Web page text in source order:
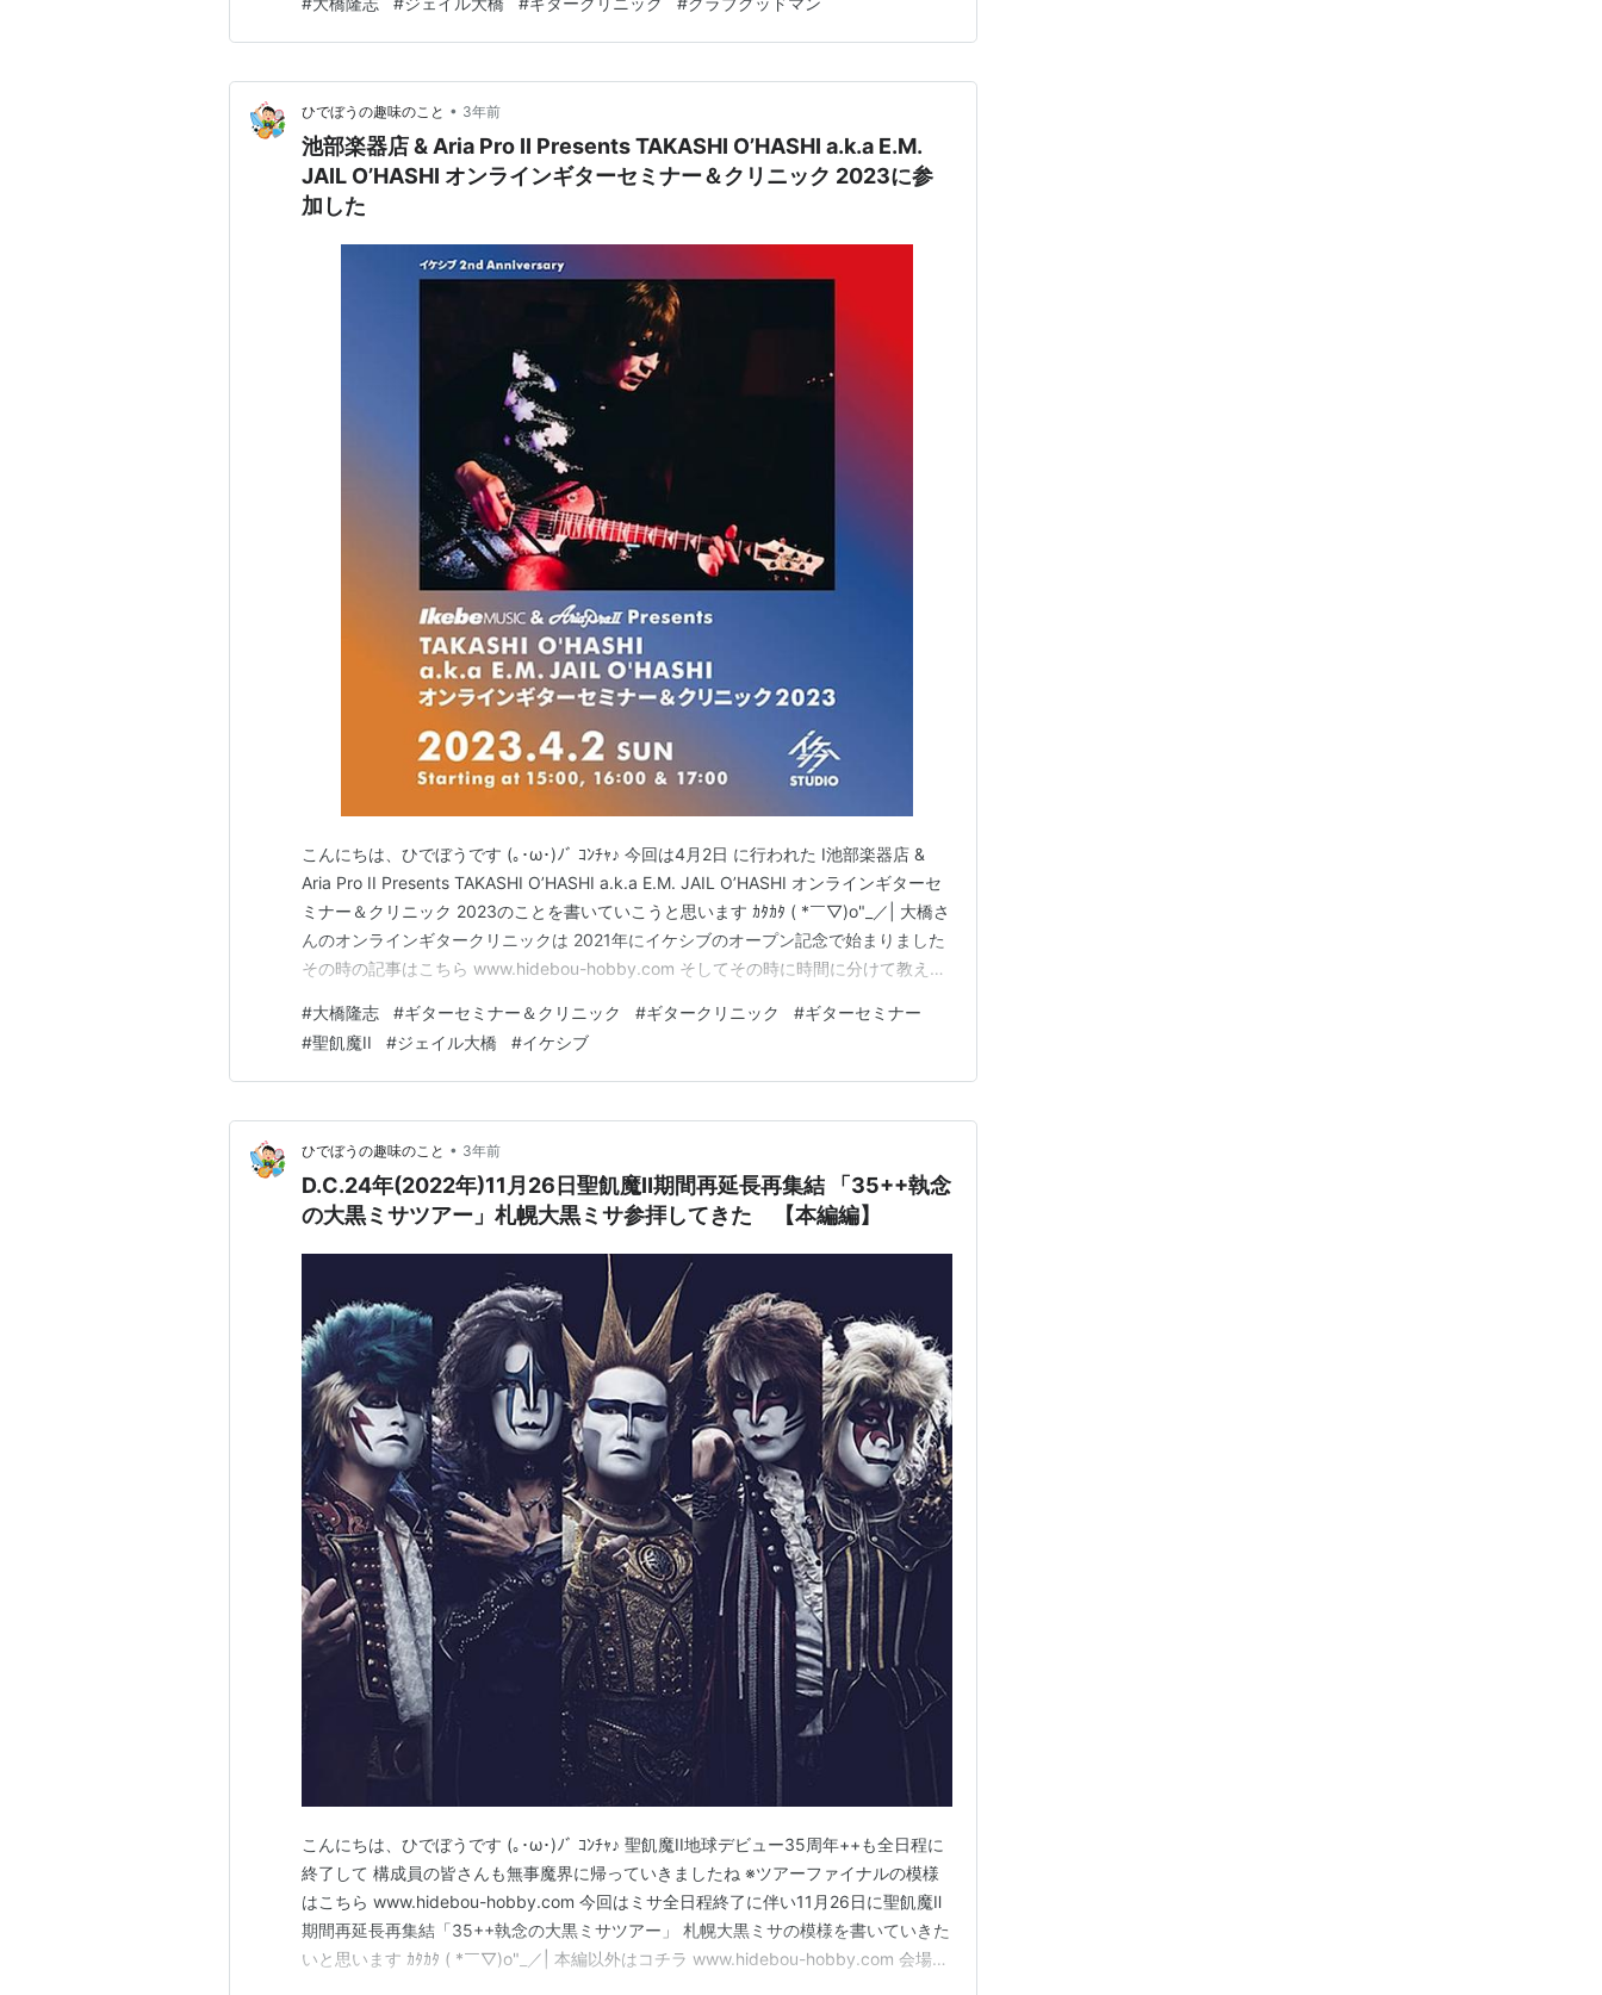
ひでぼうの趣味のこと • 3年前
池部楽器店 & Aria Pro II Presents TAKASHI O’HASHI a.k.a E.M.
JAIL O’HASHI オンラインギターセミナー＆クリニック 2023に参
加した
こんにちは、ひでぼうです (｡･ω･)ﾉﾞ ｺﾝﾁｬ♪ 今回は4月2日 に行われた I池部楽器店 &
Aria Pro II Presents TAKASHI O’HASHI a.k.a E.M. JAIL O’HASHI オンラインギターセ
ミナー＆クリニック 2023のことを書いていこうと思います ｶﾀｶﾀ ( *￣▽)o"_／| 大橋さ
んのオンラインギタークリニックは 2021年にイケシブのオープン記念で始まりました
その時の記事はこちら www.hidebou-hobby.com そしてその時に時間に分けて教えた
#大橋隆志 #ギターセミナー＆クリニック #ギタークリニック #ギターセミナー
#聖飢魔II #ジェイル大橋 #イケシブ
ひでぼうの趣味のこと • 3年前
D.C.24年(2022年)11月26日聖飢魔Ⅱ期間再延長再集結 「35++執念
の大黒ミサツアー」札幌大黒ミサ参拝してきた 【本編編】
こんにちは、ひでぼうです (｡･ω･)ﾉﾞ ｺﾝﾁｬ♪ 聖飢魔II地球デビュー35周年++も全日程に
終了して 構成員の皆さんも無事魔界に帰っていきましたね ※ツアーファイナルの模様
はこちら www.hidebou-hobby.com 今回はミサ全日程終了に伴い11月26日に聖飢魔Ⅱ
期間再延長再集結「35++執念の大黒ミサツアー」 札幌大黒ミサの模様を書いていきた
いと思います ｶﾀｶﾀ ( *￣▽)o"_／| 本編以外はコチラ www.hidebou-hobby.com 会場に